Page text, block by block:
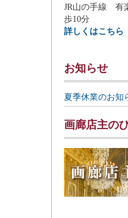
JR山の手線 有
歩10分
詳しくはこちら
お知らせ
夏季休業のお知
画廊店主の